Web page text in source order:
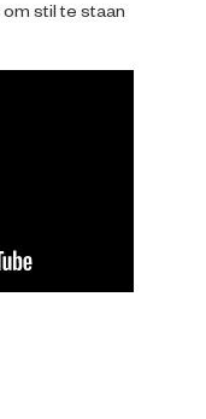
stil te staan